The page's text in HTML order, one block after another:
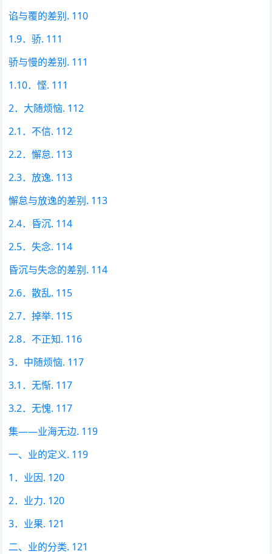
谄与覆的差别. 110
1.9．骄. 111
骄与慢的差别. 111
1.10．悭. 111
2．大随烦恼. 112
2.1．不信. 112
2.2．懈怠. 113
2.3．放逸. 113
懈怠与放逸的差别. 113
2.4．昏沉. 114
2.5．失念. 114
昏沉与失念的差别. 114
2.6．散乱. 115
2.7．掉举. 115
2.8．不正知. 116
3．中随烦恼. 117
3.1．无惭. 117
3.2．无愧. 117
集——业海无边. 119
一、业的定义. 119
1．业因. 120
2．业力. 120
3．业果. 121
二、业的分类. 121